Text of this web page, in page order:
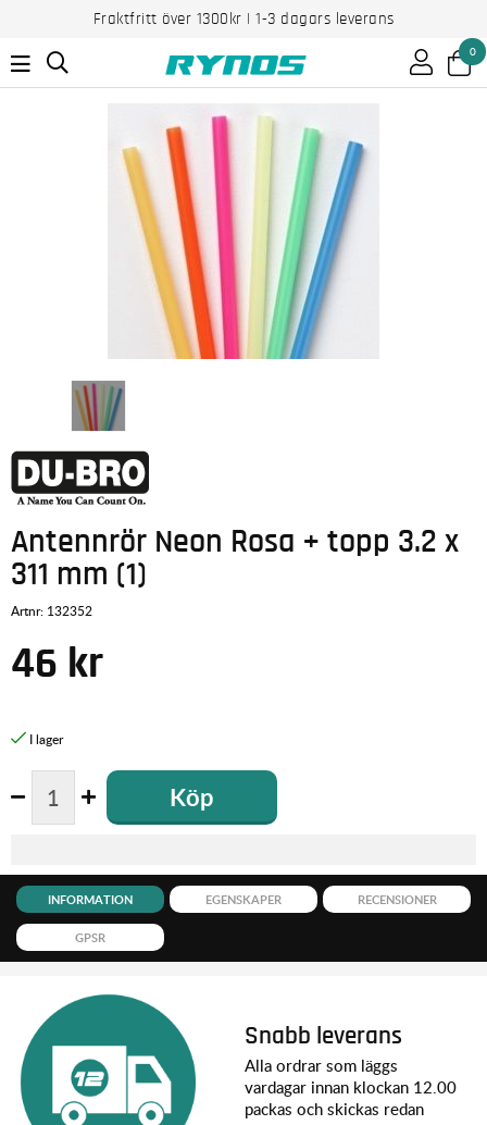
Fraktfritt över 1300kr | 1-3 dagars leverans
0
Antennrör Neon Rosa + topp 3.2 x
311 mm (1)
Artnr: 132352
46 kr
Köp
INFORMATION EGENSKAPER RECENSIONER
GPSR
Snabb leverans
Alla ordrar som läggs
vardagar innan klockan 12.00
packas och skickas redan